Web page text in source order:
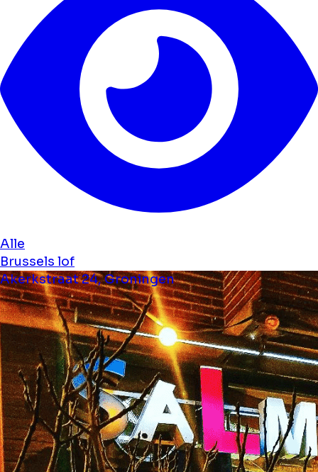
Alle
Brussels lof
Akerkstraat 24, Groningen